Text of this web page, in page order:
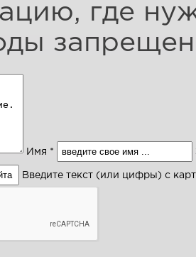
где
Имя *
Введите текст (или цифры) с